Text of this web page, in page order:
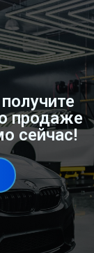
продаже
сейчас!